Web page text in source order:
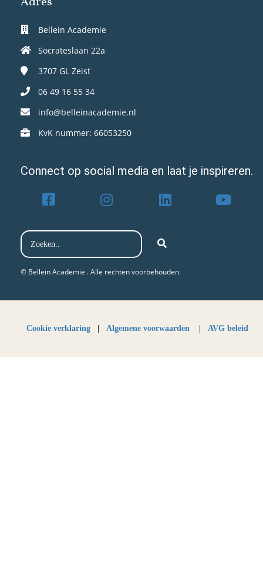
Bellein Academie
Socrateslaan 22a
3707 GL Zeist
06 49 16 55 34
info@belleinacademie.nl
KvK nummer: 66053250
Connect op social media en laat je inspireren.
© Bellein Academie . Alle rechten voorbehouden.​
Cookie verklaring Algemene voorwaarden AVG beleid